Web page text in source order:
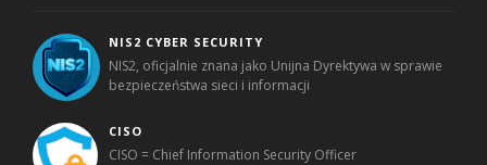
NIS2 CYBER SECURITY
NIS2, oficjalnie znana jako Unijna Dyrektywa w sprawie
bezpieczeństwa sieci i informacji
CISO
CISO = Chief Information Security Officer